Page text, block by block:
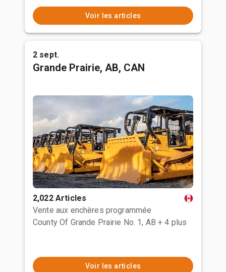
Voir les articles
2 sept.
Grande Prairie, AB, CAN
2,022 Articles
Vente aux enchères programmée
County Of Grande Prairie No. 1, AB + 4 plus
Voir les articles